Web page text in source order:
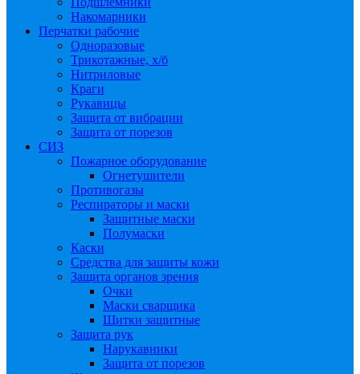
Накомарники
Перчатки рабочие
Одноразовые
Трикотажные, х/б
Нитриловые
Краги
Рукавицы
Защита от вибрации
Защита от порезов
СИЗ
Пожарное оборудование
Огнетушители
Противогазы
Респираторы и маски
Защитные маски
Полумаски
Каски
Средства для защиты кожи
Защита органов зрения
Очки
Маски сварщика
Щитки защитные
Защита рук
Нарукавники
Защита от порезов